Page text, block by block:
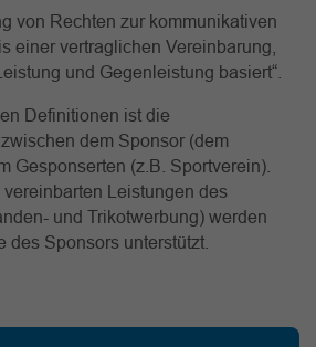
von Rechten zur kommunikativen
einer vertraglichen Vereinbarung,
und Gegenleistung basiert“.
Definitionen ist die
dem Sponsor (dem
Gesponserten (z.B. Sportverein).
Leistungen des
und Trikotwerbung) werden
des Sponsors unterstützt.